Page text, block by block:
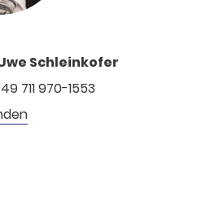
Schleinkofer
711 970-1553